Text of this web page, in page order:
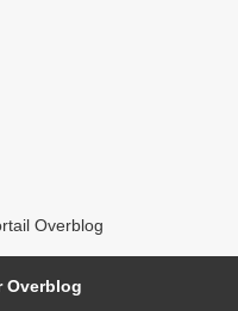
Overblog
Overblog